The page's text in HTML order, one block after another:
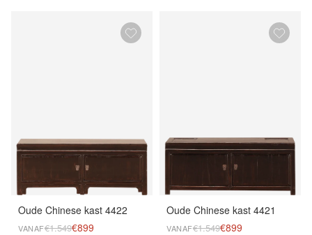
Oude Chinese kast 4422
VANAF€1.549€899
Oude Chinese kast 4421
VANAF€1.549€899